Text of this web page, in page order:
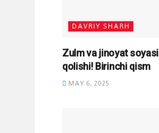
DAVRIY SHARH
Zulm va jinoyat
qolishi! Birinchi qism
MAY 6, 2025